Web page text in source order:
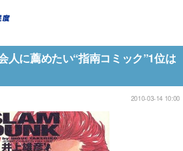
人に薦めたい“指南コミック”1位は
2010-03-14 10:00